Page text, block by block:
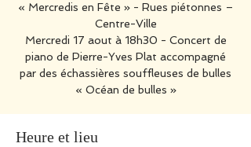
« Mercredis en Fête » - Rues piétonnes –
Centre-Ville
Mercredi 17 aout à 18h30 - Concert de
piano de Pierre-Yves Plat accompagné
par des échassières souffleuses de bulles
« Océan de bulles »
Heure et lieu